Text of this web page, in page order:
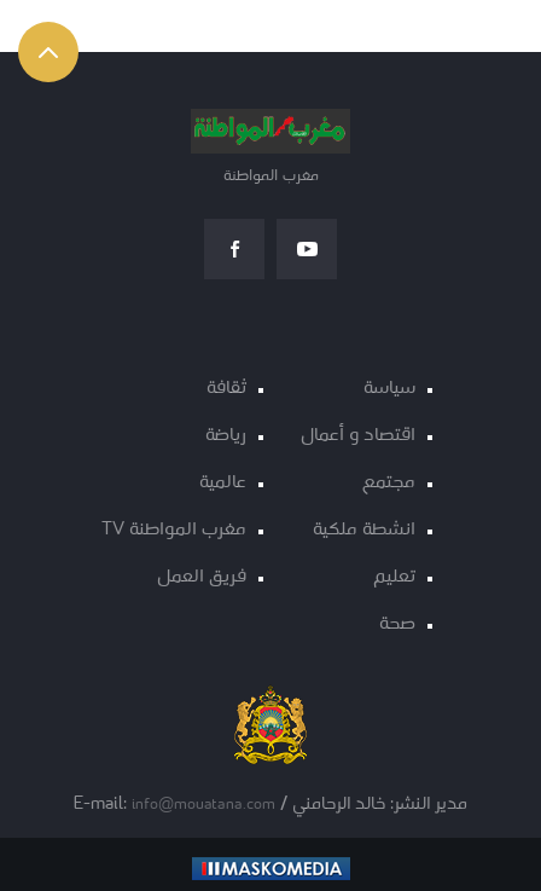
مغرب المواطنة
سياسة
اقتصاد و أعمال
مجتمع
انشطة ملكية
تعليم
صحة
ثقافة
رياضة
عالمية
مغرب المواطنة TV
فريق العمل
مدير النشر: خالد الرحامني / E-mail: info@mouatana.com